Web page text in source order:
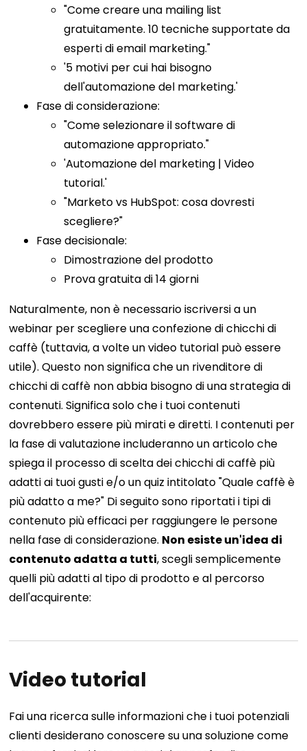
"Come creare una mailing list
gratuitamente. 10 tecniche supportate da
esperti di email marketing."
'5 motivi per cui hai bisogno
dell'automazione del marketing.'
Fase di considerazione:
"Come selezionare il software di
automazione appropriato."
'Automazione del marketing | Video
tutorial.'
"Marketo vs HubSpot: cosa dovresti
scegliere?"
Fase decisionale:
Dimostrazione del prodotto
Prova gratuita di 14 giorni
Naturalmente, non è necessario iscriversi a un
webinar per scegliere una confezione di chicchi di
caffè (tuttavia, a volte un video tutorial può essere
utile). Questo non significa che un rivenditore di
chicchi di caffè non abbia bisogno di una strategia di
contenuti. Significa solo che i tuoi contenuti
dovrebbero essere più mirati e diretti. I contenuti per
la fase di valutazione includeranno un articolo che
spiega il processo di scelta dei chicchi di caffè più
adatti ai tuoi gusti e/o un quiz intitolato "Quale caffè è
più adatto a me?" Di seguito sono riportati i tipi di
contenuto più efficaci per raggiungere le persone
nella fase di considerazione. Non esiste un'idea di
contenuto adatta a tutti, scegli semplicemente
quelli più adatti al tipo di prodotto e al percorso
dell'acquirente:
Video tutorial
Fai una ricerca sulle informazioni che i tuoi potenziali
clienti desiderano conoscere su una soluzione come